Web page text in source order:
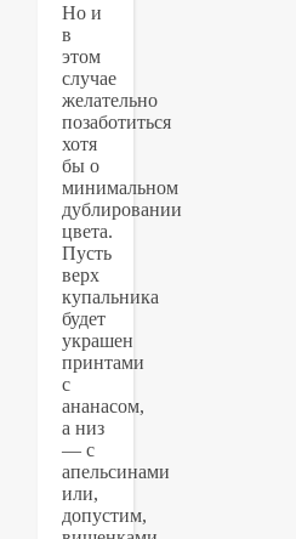
Но и
в
этом
случае
желательно
позаботиться
хотя
бы о
минимальном
дублировании
цвета.
Пусть
верх
купальника
будет
украшен
принтами
с
ананасом,
а низ
— с
апельсинами
или,
допустим,